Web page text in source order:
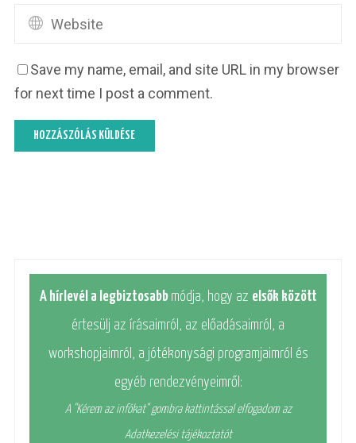
Save my name, email, and site URL in my browser
for next time I post a comment.
A hírlevél a legbiztosabb módja, hogy az elsők között
értesülj az írásaimról, az előadásaimról, a
workshopjaimról, a jótékonysági programjaimról és
egyéb rendezvényeimről:
A "Kérem az infókat" gombra kattintással elfogadom az
Adatkezelési tájékoztatót